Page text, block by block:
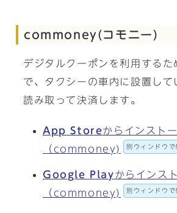
commoney(コモニー)
デジタルクーポンを利用するた
で、タクシーの車内に設置して
読み取って決済します。
App Storeからインスト
（commoney)
別ウィンドウで
Google Playからインス
（commoney)
別ウィンドウで